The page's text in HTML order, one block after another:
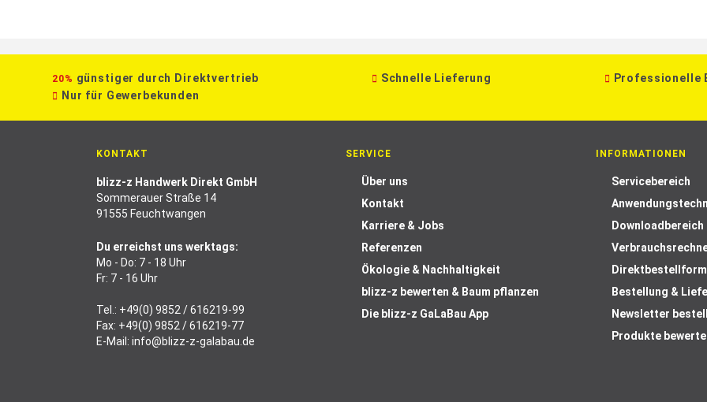
20% günstiger durch Direktvertrieb Schnelle Lieferung Professionelle
Nur für Gewerbekunden
KONTAKT
blizz-z Handwerk Direkt GmbH
Sommerauer Straße 14
91555 Feuchtwangen
Du erreichst uns werktags:
Mo - Do: 7 - 18 Uhr
Fr: 7 - 16 Uhr
Tel.: +49(0) 9852 / 616219-99
Fax: +49(0) 9852 / 616219-77
E-Mail: info@blizz-z-galabau.de
SERVICE
Über uns
Kontakt
Karriere & Jobs
Referenzen
Ökologie & Nachhaltigkeit
blizz-z bewerten & Baum pflanzen
Die blizz-z GaLaBau App
INFORMATIONEN
Servicebereich
Downloadbereich
Bestellung &
Newsletter
Produkte